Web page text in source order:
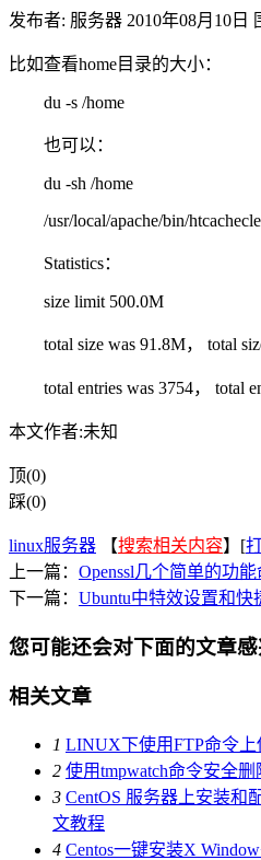
发布者: 服务器 2010年08月10日
比如查看home目录的大小：
du -s /home
也可以：
du -sh /home
/usr/local/apache/bin/
Statistics：
size limit 500.0M
total size was 91.8M， total
total entries was 3754， total
本文作者:未知
顶(0)
踩(0)
linux服务器 【搜索相关内容】[
上一篇： Openssl几个简单的功能
下一篇： Ubuntu中特效设置和快
您可能还会对下面的文章感
相关文章
1 LINUX下使用FTP命令上
2 使用tmpwatch命令安全
3 CentOS 服务器上安装和
文教程
4 Centos一键安装X